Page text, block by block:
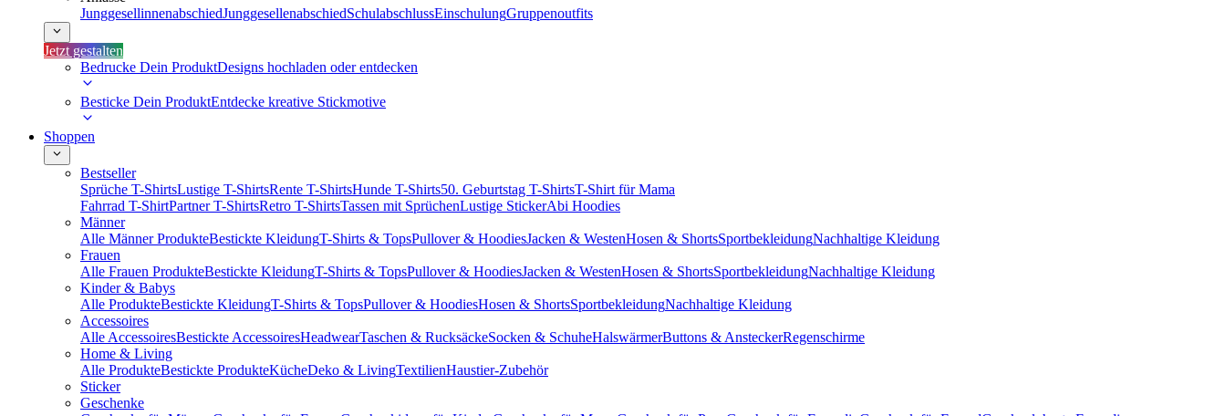
JunggesellinnenabschiedJunggesellenabschiedSchulabschlussEinschulungGruppenoutfits
Jetzt gestalten
Bedrucke Dein ProduktDesigns hochladen oder entdecken
Besticke Dein ProduktEntdecke kreative Stickmotive
Shoppen
Bestseller
Sprüche T-ShirtsLustige T-ShirtsRente T-ShirtsHunde T-Shirts50. Geburtstag T-ShirtsT-Shirt für Mama
Fahrrad T-ShirtPartner T-ShirtsRetro T-ShirtsTassen mit SprüchenLustige StickerAbi Hoodies
Männer
Alle Männer ProdukteBestickte KleidungT-Shirts & TopsPullover & HoodiesJacken & WestenHosen & ShortsSportbekleidungNachhaltige Kleidung
Frauen
Alle Frauen ProdukteBestickte KleidungT-Shirts & TopsPullover & HoodiesJacken & WestenHosen & ShortsSportbekleidungNachhaltige Kleidung
Kinder & Babys
Alle ProdukteBestickte KleidungT-Shirts & TopsPullover & HoodiesHosen & ShortsSportbekleidungNachhaltige Kleidung
Accessoires
Alle AccessoiresBestickte AccessoiresHeadwearTaschen & RucksäckeSocken & SchuheHalswärmerButtons & AnsteckerRegenschirme
Home & Living
Alle ProdukteBestickte ProdukteKücheDeko & LivingTextilienHaustier-Zubehör
Sticker
Geschenke